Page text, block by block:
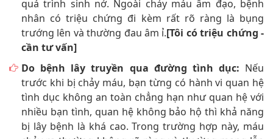
quá trình sinh nở. Ngoài chảy máu âm đạo, bệnh
nhân có triệu chứng đi kèm rất rõ ràng là bụng
trướng lên và thường đau âm ỉ.[Tôi có triệu chứng -
cần tư vấn]
Do bệnh lây truyền qua đường tình dục: Nếu
trước khi bị chảy máu, bạn từng có hành vi quan hệ
tình dục không an toàn chẳng hạn như quan hệ với
nhiều bạn tình, quan hệ không bảo hộ thì khả năng
bị lây bệnh là khá cao. Trong trường hợp này, máu